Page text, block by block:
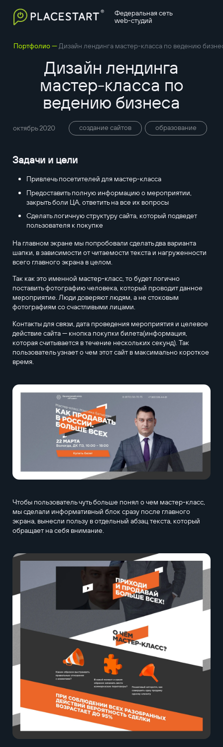
Федеральная сеть
web-студий
Портфолио—Дизайн лендинга мастер-класса по ведению
Дизайн лендинга
мастер-класса по
ведению бизнеса
октябрь 2020 создание сайтов образование
Задачи и цели
Привлечь посетителей для мастер-класса
Предоставить полную информацию о мероприятии,
закрыть боли ЦА, ответить на все их вопросы
Сделать логичную структуру сайта, который подведет
пользователя к покупке
На главном экране мы попробовали сделать два варианта
шапки, в зависимости от читаемости текста и нагруженности
всего главного экрана в целом.
Так как это именной мастер-класс, то будет логично
поставить фотографию человека, который проводит данное
мероприятие. Люди доверяют людям, а не стоковым
фотографиям со счастливыми лицами.
Контакты для связи, дата проведения мероприятия и целевое
действие сайта — кнопка покупки билета(информация,
которая считывается в течение нескольких секунд). Так
пользователь узнает о чем этот сайт в максимально короткое
время.
Чтобы пользователь чуть больше понял о чем мастер-класс,
мы сделали информативный блок сразу после главного
экрана, вынесли пользу в отдельный абзац текста, который
обращает на себя внимание.